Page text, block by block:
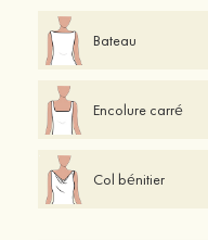
Bateau
Encolure carré
Col bénitier